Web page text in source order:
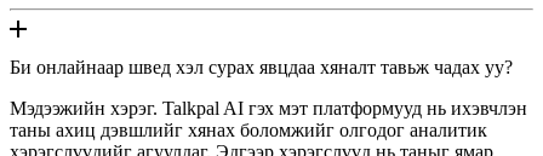
Би онлайнаар швед хэл сурах явцдаа хяналт тавьж чадах уу?
Мэдээжийн хэрэг. Talkpal AI гэх мэт платформууд нь ихэвчлэн
таны ахиц дэвшлийг хянах боломжийг олгодог аналитик